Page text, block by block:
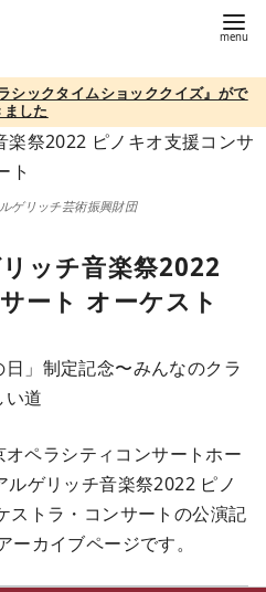
シックタイムショッククイズ』がで
ました
ゲリッチ芸術振興財団
ッチ音楽祭2022
ート オーケスト
日」制定記念〜みんなのクラ
い道
ペラシティコンサートホー
ゲリッチ音楽祭2022 ピノ
ストラ・コンサートの公演記
カイブページです。